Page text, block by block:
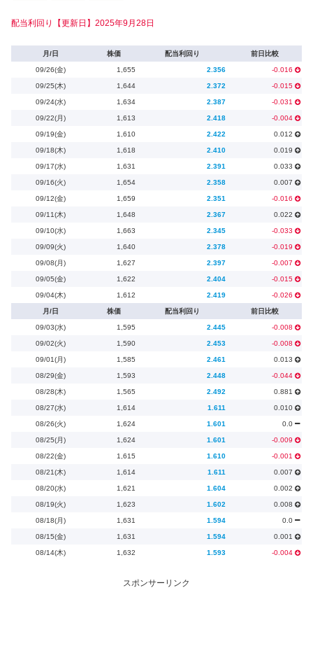
配当利回り【更新日】2025年9月28日
月/日 株価 配当利回り 前日比較
09/26(金) 1,655 2.356 -0.016
09/25(木) 1,644 2.372 -0.015
09/24(水) 1,634 2.387 -0.031
09/22(月) 1,613 2.418 -0.004
09/19(金) 1,610 2.422 0.012
09/18(木) 1,618 2.410 0.019
09/17(水) 1,631 2.391 0.033
09/16(火) 1,654 2.358 0.007
09/12(金) 1,659 2.351 -0.016
09/11(木) 1,648 2.367 0.022
09/10(水) 1,663 2.345 -0.033
09/09(火) 1,640 2.378 -0.019
09/08(月) 1,627 2.397 -0.007
09/05(金) 1,622 2.404 -0.015
09/04(木) 1,612 2.419 -0.026
月/日 株価 配当利回り 前日比較
09/03(水) 1,595 2.445 -0.008
09/02(火) 1,590 2.453 -0.008
09/01(月) 1,585 2.461 0.013
08/29(金) 1,593 2.448 -0.044
08/28(木) 1,565 2.492 0.881
08/27(水) 1,614 1.611 0.010
08/26(火) 1,624 1.601 0.0
08/25(月) 1,624 1.601 -0.009
08/22(金) 1,615 1.610 -0.001
08/21(木) 1,614 1.611 0.007
08/20(水) 1,621 1.604 0.002
08/19(火) 1,623 1.602 0.008
08/18(月) 1,631 1.594 0.0
08/15(金) 1,631 1.594 0.001
08/14(木) 1,632 1.593 -0.004
スポンサーリンク